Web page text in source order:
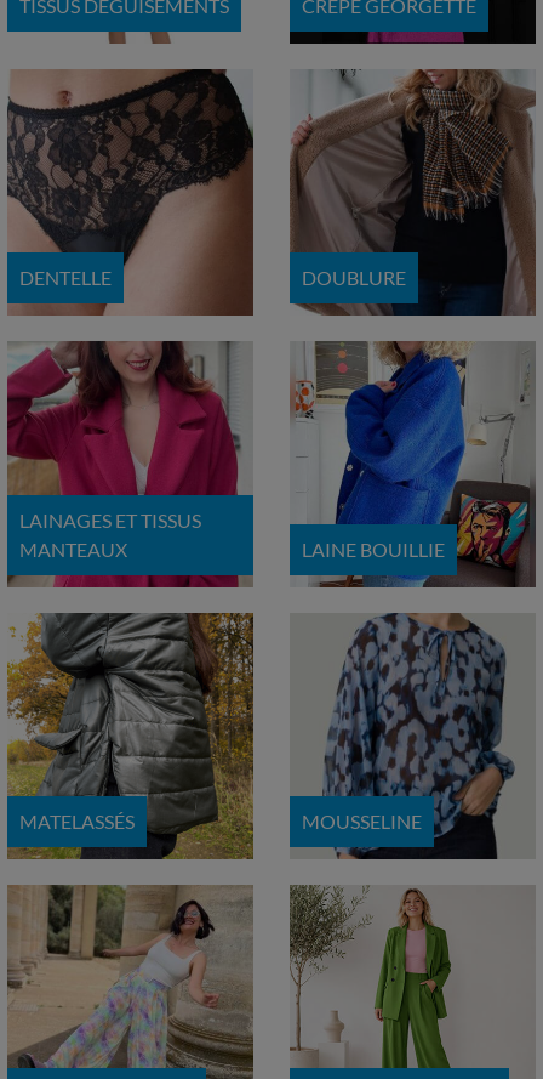
TISSUS DÉGUISEMENTS CRÊPE GEORGETTE
DENTELLE DOUBLURE
LAINAGES ET TISSUS
MANTEAUX
LAINE BOUILLIE
MATELASSÉS MOUSSELINE